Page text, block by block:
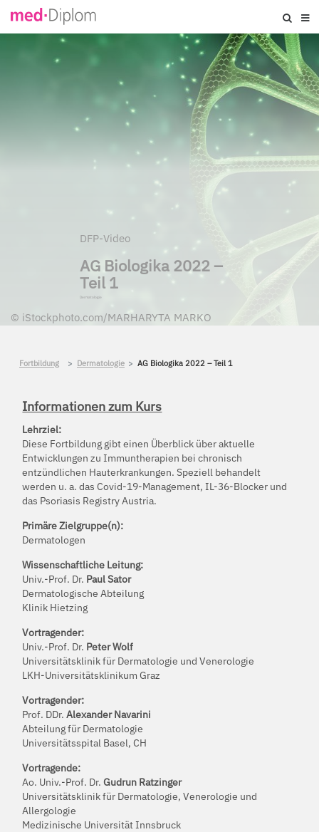
© iStockphoto.com/MARHARYTA MARKO
DFP-Video
AG Biologika 2022 –
Teil 1
Dermatologie
Fortbildung Dermatologie AG Biologika 2022 – Teil 1
Informationen zum Kurs
Lehrziel:
Diese Fortbildung gibt einen Überblick über aktuelle
Entwicklungen zu Immuntherapien bei chronisch
entzündlichen Hauterkrankungen. Speziell behandelt
werden u. a. das Covid-19-Management, IL-36-Blocker und
das Psoriasis Registry Austria.
Primäre Zielgruppe(n):
Dermatologen
Wissenschaftliche Leitung:
Univ.-Prof. Dr. Paul Sator
Dermatologische Abteilung
Klinik Hietzing
Vortragender:
Univ.-Prof. Dr. Peter Wolf
Universitätsklinik für Dermatologie und Venerologie
LKH-Universitätsklinikum Graz
Vortragender:
Prof. DDr.Alexander Navarini
Abteilung für Dermatologie
Universitätsspital Basel, CH
Vortragende:
Ao. Univ.-Prof. Dr.Gudrun Ratzinger
Universitätsklinik für Dermatologie, Venerologie und
Allergologie
Medizinische Universität Innsbruck